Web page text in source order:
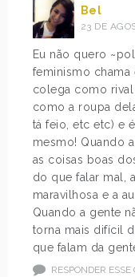
Bel
23 DE
Eu não quero
feminismo chama
colega como
como a roupa
tá feio, etc etc) e
mesmo! Quando
as coisas boas
do que falar mal,
maravilhosa e a
Quando a gente
torna mais difícil
que falam da
RESPONDER